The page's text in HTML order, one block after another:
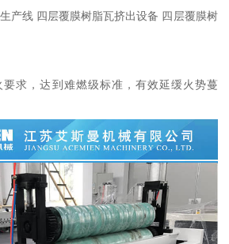
产线 四层覆膜树脂瓦挤出设备 四层覆膜树
求，达到难燃级标准，有效延缓火势蔓